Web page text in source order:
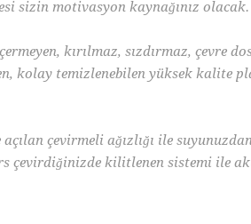
sizin motivasyon kaynağınız olacak.
kırılmaz, sızdırmaz, çevre
kolay temizlenebilen yüksek kalite
çevirmeli ağızlığı ile
çevirdiğinizde kilitlenen sistemi ile